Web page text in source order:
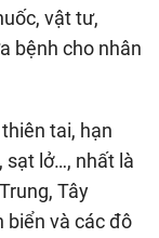
vật tư,
bệnh cho nhân
tai, hạn
sạt lở…, nhất là
Tây
biển và các đô